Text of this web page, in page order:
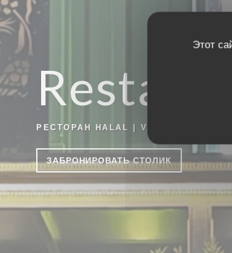
Этот
РЕСТОРАН HALAL | VAULX-EN-VELIN
ЗАБРОНИРОВАТЬ СТОЛИК